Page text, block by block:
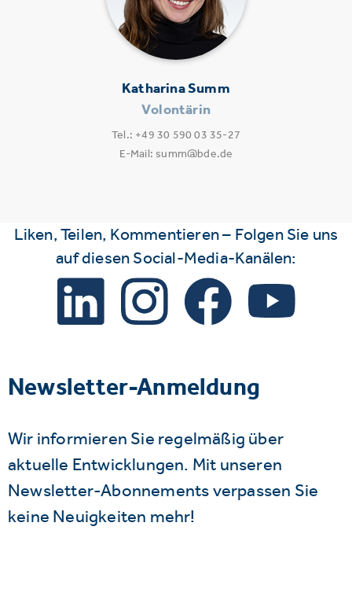
Katharina Summ
Volontärin
Tel.: +49 30 590 03 35-27
E-Mail: summ@bde.de
Liken, Teilen, Kommentieren – Folgen Sie uns
auf diesen Social-Media-Kanälen:
Newsletter-Anmeldung
Wir informieren Sie regelmäßig über
aktuelle Entwicklungen. Mit unseren
Newsletter-Abonnements verpassen Sie
keine Neuigkeiten mehr!